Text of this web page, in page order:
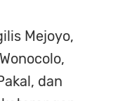
Mejoyo,
dan